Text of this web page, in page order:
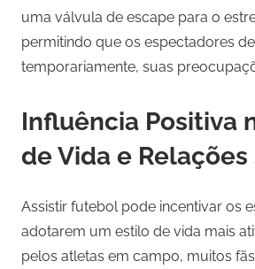
uma válvula de escape para o
permitindo que os espectadores
temporariamente, suas
Influência Positiva
de Vida e Relações
Assistir futebol pode incentivar os
adotarem um estilo de vida mais
pelos atletas em campo, muitos